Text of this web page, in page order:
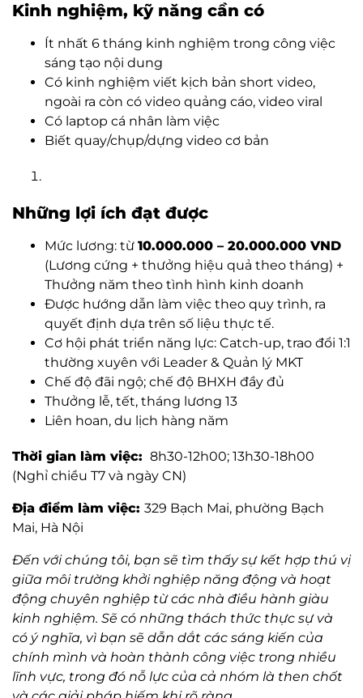
Kinh nghiệm, kỹ năng cần có
Ít nhất 6 tháng kinh nghiệm trong công việc
sáng tạo nội dung
Có kinh nghiệm viết kịch bản short video,
ngoài ra còn có video quảng cáo, video viral
Có laptop cá nhân làm việc
Biết quay/chụp/dựng video cơ bản
Những lợi ích đạt được
Mức lương: từ 10.000.000 – 20.000.000 VND
(Lương cứng + thưởng hiệu quả theo tháng) +
Thưởng năm theo tình hình kinh doanh
Được hướng dẫn làm việc theo quy trình, ra
quyết định dựa trên số liệu thực tế.
Cơ hội phát triển năng lực: Catch-up, trao đổi 1:1
thường xuyên với Leader & Quản lý MKT
Chế độ đãi ngộ; chế độ BHXH đầy đủ
Thưởng lễ, tết, tháng lương 13
Liên hoan, du lịch hàng năm
Thời gian làm việc: 8h30-12h00; 13h30-18h00
(Nghỉ chiều T7 và ngày CN)
Địa điểm làm việc: 329 Bạch Mai, phường Bạch
Mai, Hà Nội
Đến với chúng tôi, bạn sẽ tìm thấy sự kết hợp thú vị
giữa môi trường khởi nghiệp năng động và hoạt
động chuyên nghiệp từ các nhà điều hành giàu
kinh nghiệm. Sẽ có những thách thức thực sự và
có ý nghĩa, vì bạn sẽ dẫn dắt các sáng kiến của
chính mình và hoàn thành công việc trong nhiều
lĩnh vực, trong đó nỗ lực của cả nhóm là then chốt